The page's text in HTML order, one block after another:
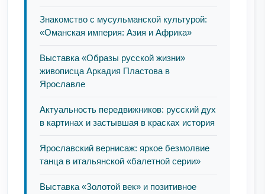
Знакомство с мусульманской культурой:
«Оманская империя: Азия и Африка»
Выставка «Образы русской жизни»
живописца Аркадия Пластова в
Ярославле
Актуальность передвижников: русский дух
в картинах и застывшая в красках история
Ярославский вернисаж: яркое безмолвие
танца в итальянской «балетной серии»
Выставка «Золотой век» и позитивное